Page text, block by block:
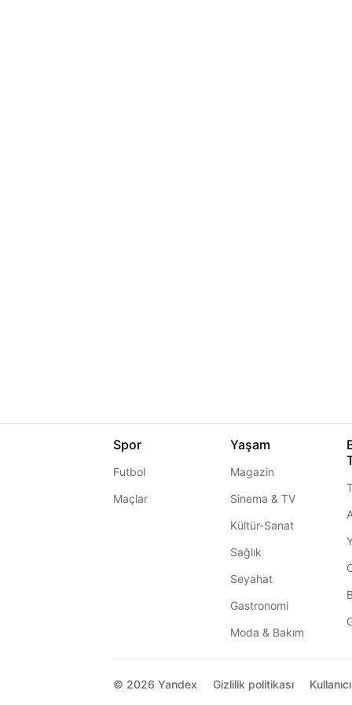
Spor
Futbol
Maçlar
Yaşam
Magazin
Sinema & TV
Kültür-Sanat
Sağlık
Seyahat
Gastronomi
Moda & Bakım
© 2026 Yandex Gizlilik politikası